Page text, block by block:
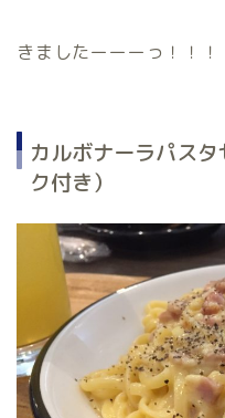
きましたーーーっ！！！
カルボナーラパス
ク付き）